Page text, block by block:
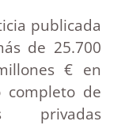
publicada
de 25.700
€ en
completo de
privadas